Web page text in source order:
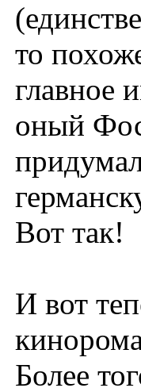
то
главное
оный
Вот так!
И вот
Более